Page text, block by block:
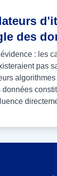
des
: les
pas
algorithmes
données